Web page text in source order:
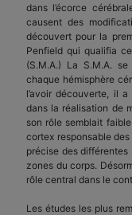
dans l’écorce
causent des
découvert pour la
Penfield qui qualifia
(S.M.A.) La S.M.A.
chaque hémisphère
l’avoir découverte, il
dans la réalisation de
son rôle semblait
cortex responsable
précise des
zones du corps.
rôle central dans le
Les études les plus